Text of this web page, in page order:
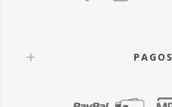
PAGOS